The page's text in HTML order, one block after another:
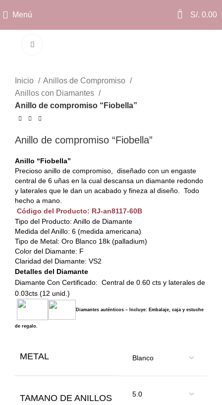
Menú 0 S/. 0.00
Inicio
Anillos de Compromiso
Anillos con Diamantes
Anillo de compromiso “Fiobella”
Anillo de compromiso “Fiobella”
Anillo “Fiobella”
Precioso anillo de compromiso, diseñado con un engaste
central de 6 uñas en la cual descansa un diamante redondo
y laterales que le dan un acabado y fineza al diseño. Todo
hecho a mano.
Código del Producto: RJ-an8117-60B
Tipo del Producto: Anillo de Diamante
Medida del Anillo: 6 (medida americana)
Tipo de Metal: Oro Blanco 18k (palladium)
Color del Diamante: F
Claridad del Diamante: VS2
Detalles del Diamante
Diamante Con Certificado: Central de 0.60 cts y laterales de
0.03cts (12 unid.)
Diamantes auténticos – Incluye: Embalaje, caja y estuche
de regalo.
METAL
TAMANO DE ANILLOS